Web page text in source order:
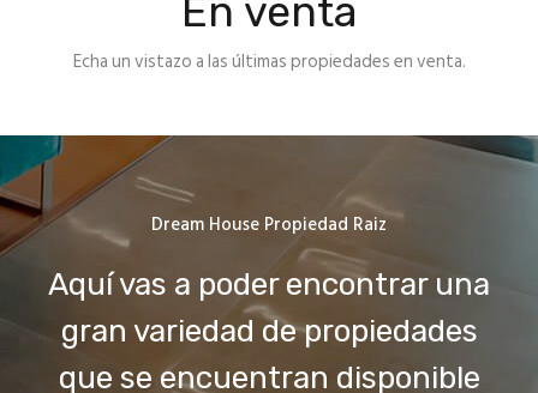
En venta
Echa un vistazo a las últimas propiedades en venta.
Dream House Propiedad Raiz
Aquí vas a poder encontrar una
gran variedad de propiedades
que se encuentran disponible